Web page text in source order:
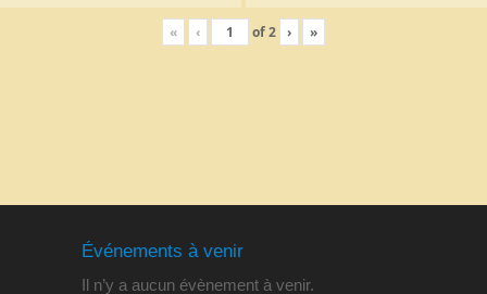
« ‹ of2 › »
Événements à venir
Il n’y a aucun évènement à venir.